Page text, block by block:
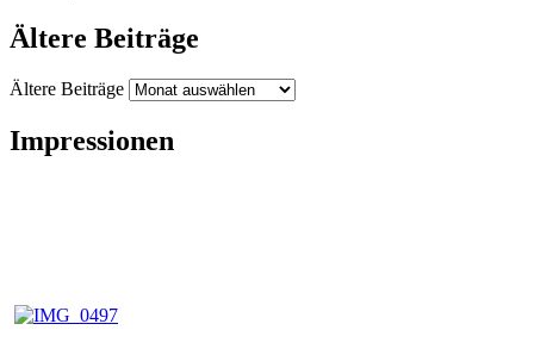
Ältere Beiträge
Ältere Beiträge
Impressionen